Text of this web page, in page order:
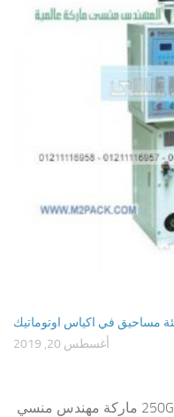
مساحيق في اكياس اوتوماتيك
أغسطس 20, 2019
مكائن تعبيه و تغليف لب موديل 902-250G ماركة مهندس منسي